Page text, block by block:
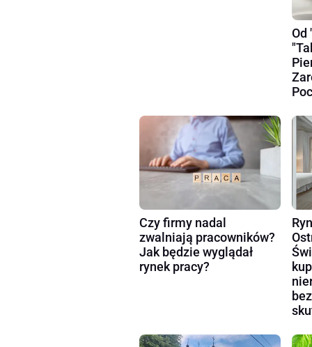
Od
Czy firmy nadal
zwalniają pracowników?
Jak będzie wyglądał
rynek pracy?